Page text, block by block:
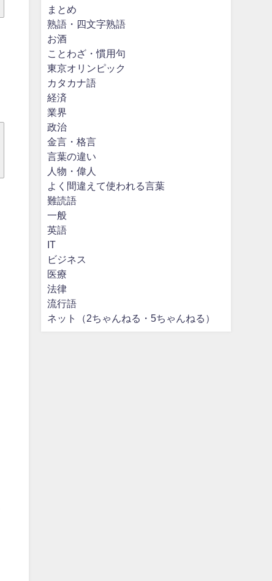
まとめ
熟語・四文字熟語
お酒
ことわざ・慣用句
東京オリンピック
カタカナ語
経済
業界
政治
金言・格言
言葉の違い
人物・偉人
よく間違えて使われる言葉
難読語
一般
英語
IT
ビジネス
医療
法律
流行語
ネット（2ちゃんねる・5ちゃんねる）